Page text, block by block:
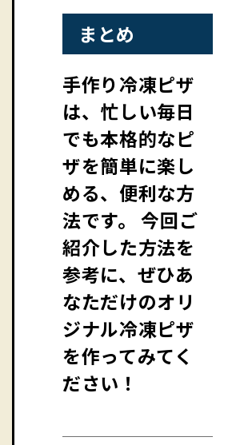
まとめ
手作り冷凍ピザ
は、忙しい毎日
でも本格的なピ
ザを簡単に楽し
める、便利な方
法です。 今回ご
紹介した方法を
参考に、ぜひあ
なただけのオリ
ジナル冷凍ピザ
を作ってみてく
ださい！